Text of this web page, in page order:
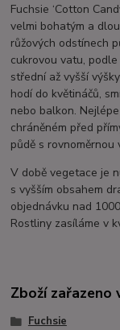
Fuchsie ‘Cotton
velmi bohatým a
růžových odstínech
cukrovou vatu,
střední až vyšší
hodí do květináčů,
nebo balkon.
chráněném před
půdě s rovnoměrnou
V době vegetace je
s vyšším obsahem
objednávku nad
Rostliny zasíláme v
Zboží zařazeno
Fuchsie